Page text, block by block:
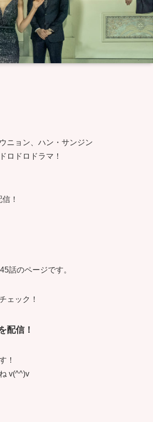
ニョン、ハン・サンジン
ロドロドラマ！
！
話のページです。
ェック！
配信！
！
v(^^)v